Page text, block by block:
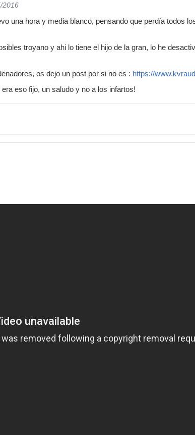
2016
una hora y media blanco, pensando que perdía todos
troyano y ahi lo tiene el hijo de la gran, lo he
os dejo un post por si no es : https://
eso fijo, un saludo y no a los infartos!